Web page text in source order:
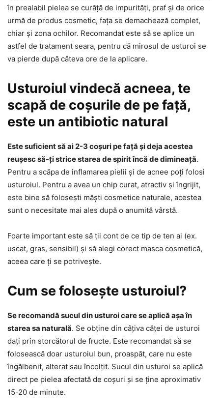
în prealabil pielea se curăță de impurități, praf și de orice
urmă de produs cosmetic, fața se demachează complet,
chiar și zona ochilor. Recomandat este să se aplice un
astfel de tratament seara, pentru că mirosul de usturoi se
va pierde după câteva ore de la aplicare.
Usturoiul vindecă acneea, te
scapă de coșurile de pe față,
este un antibiotic natural
Este suficient să ai 2-3 coșuri pe față și deja acestea
reușesc să-ți strice starea de spirit încă de dimineață.
Pentru a scăpa de inflamarea pielii și de acnee poți folosi
usturoiul. Pentru a avea un chip curat, atractiv și îngrijit,
este bine să folosești măști cosmetice naturale, acestea
sunt o necesitate mai ales după o anumită vârstă.
Foarte important este să ții cont de ce tip de ten ai (ex.
uscat, gras, sensibil) și să alegi corect masca cosmetică,
aceea care ți se potrivește.
Cum se folosește usturoiul?
Se recomandă sucul din usturoi care se aplică așa în
starea sa naturală. Se obține din câțiva căței de usturoi
dați prin storcătorul de fructe. Este recomandat să se
folosească doar usturoiul bun, proaspăt, care nu este
îngălbenit, alterat sau încolțit. Sucul din usturoi se aplică
direct pe pielea afectată de coșuri și se ține aproximativ
15-20 de minute.